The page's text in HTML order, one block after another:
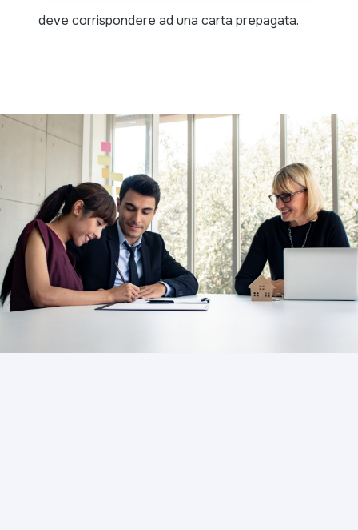
deve corrispondere ad una carta prepagata.